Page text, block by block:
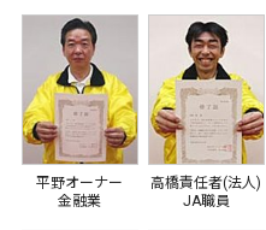
平野オーナー
金融業
高橋責任者(法人)
JA職員